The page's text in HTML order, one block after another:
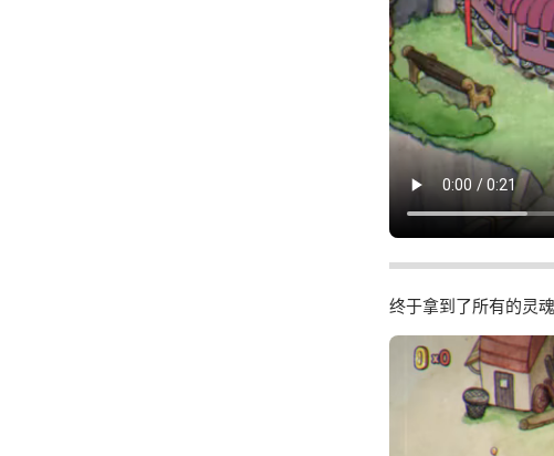
终于拿到了所有的灵